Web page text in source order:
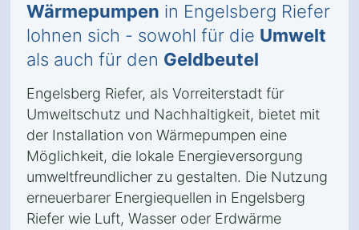
Wärmepumpen in Engelsberg Riefer
lohnen sich - sowohl für die Umwelt
als auch für den Geldbeutel
Engelsberg Riefer, als Vorreiterstadt für
Umweltschutz und Nachhaltigkeit, bietet mit
der Installation von Wärmepumpen eine
Möglichkeit, die lokale Energieversorgung
umweltfreundlicher zu gestalten. Die Nutzung
erneuerbarer Energiequellen in Engelsberg
Riefer wie Luft, Wasser oder Erdwärme